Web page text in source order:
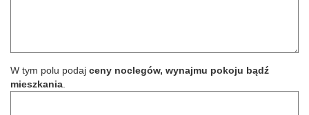
W tym polu podaj ceny noclegów, wynajmu pokoju bądź
mieszkania